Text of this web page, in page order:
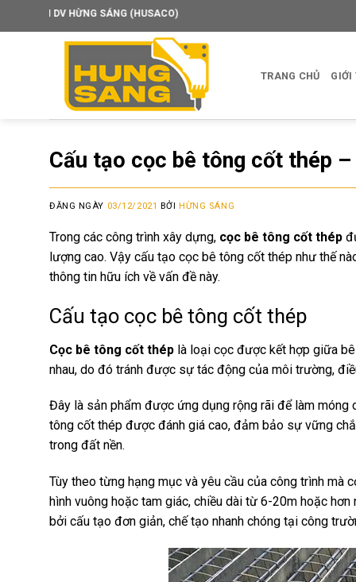
to
SÁNG (HUSACO)
TRANG CHỦ GIỚI
Cấu tạo cọc bê tông cốt thép
ĐĂNG NGÀY 03/12/2021 BỞIHỪNG SÁNG
Trong các công trình xây dựng, cọc bê tông cốt thép
lượng cao. Vậy cấu tạo cọc bê tông cốt thép như thế
thông tin hữu ích về vấn đề này.
Cấu tạo cọc bê tông cốt thép
Cọc bê tông cốt thép là loại cọc được kết hợp giữa
nhau, do đó tránh được sự tác động của môi trường,
Đây là sản phẩm được ứng dụng rộng rãi để làm móng
tông cốt thép được đánh giá cao, đảm bảo sự vững
trong đất nền.
Tùy theo từng hạng mục và yêu cầu của công trình mà
hình vuông hoặc tam giác, chiều dài từ 6-20m hoặc
bởi cấu tạo đơn giản, chế tạo nhanh chóng tại công